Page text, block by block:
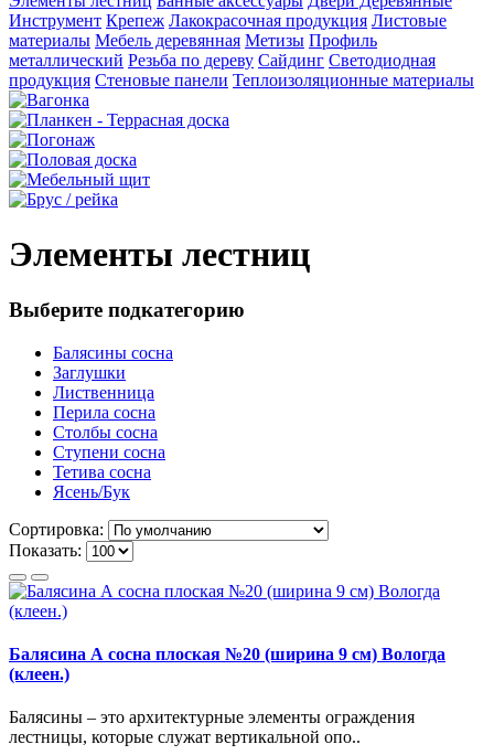
Инструмент Крепеж Лакокрасочная продукция Листовые
материалы Мебель деревянная Метизы Профиль
металлический Резьба по дереву Сайдинг Светодиодная
продукция Стеновые панели Теплоизоляционные материалы
Элементы лестниц
Выберите подкатегорию
Балясины сосна
Заглушки
Лиственница
Перила сосна
Столбы сосна
Ступени сосна
Тетива сосна
Ясень/Бук
Сортировка:
Показать:
Балясина А сосна плоская №20 (ширина 9 см) Вологда
(клеен.)
Балясины – это архитектурные элементы ограждения
лестницы, которые служат вертикальной опо..